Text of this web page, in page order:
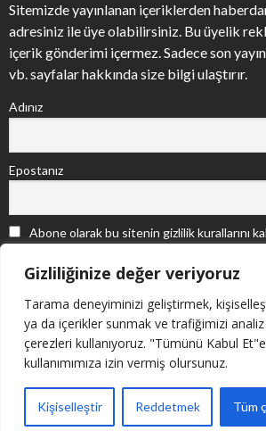
Gizliliğinize değer veriyoruz
Tarama deneyiminizi geliştirmek,
ya da içerikler sunmak ve trafiğimizi
çerezleri kullanıyoruz. "Tümünü Kabul
kullanımımıza izin vermiş olursunuz.
Kişiselleştir Reddetmek Tüm
Sitemizde yayınlanan içeriklerden
adresiniz ile üye olabilirsiniz. Bu üyelik
içerik gönderimi içermez. Sadece son
vb. sayfalar hakkında size bilgi ulaştırır.
Adınız
Epostanız
Abone olarak bu sitenin gizlilik kurallarını
Copyright © Adıge Düşünce Derneği,
nemerWEB.